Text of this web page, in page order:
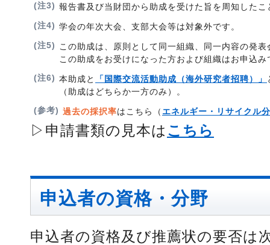
(注3) 報告書及び当財団から助成を受けた旨を周知した
(注4) 学会の年次大会、支部大会等は対象外です。
(注5)
この助成は、原則として同一組織、同一内容の発
この助成をお受けになった方および組織はお申込
(注6) 本助成と 「国際交流活動助成（海外研究者招聘）」
（助成はどちらか一方のみ）。
(参考) 過去の採択率はこちら（ エネルギー・リサイクル
▷申請書類の見本は こちら
申込者の資格・分野
申込者の資格及び推薦状の要否は